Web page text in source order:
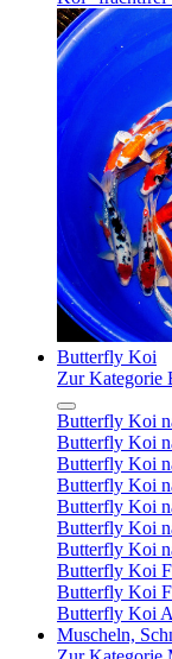
Butterfly Koi
Zur Kategorie
Butterfly Koi
Butterfly Koi
Butterfly Koi
Butterfly Koi
Butterfly Koi
Butterfly Koi
Butterfly Koi
Butterfly Koi
Butterfly Koi
Butterfly Koi
Muscheln,